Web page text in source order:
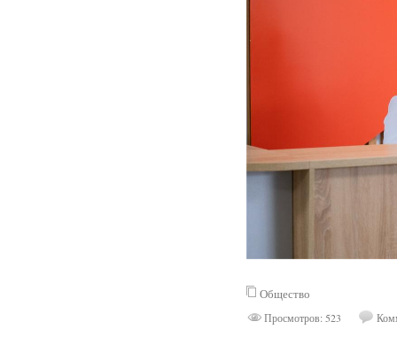
Общество
Просмотров: 523